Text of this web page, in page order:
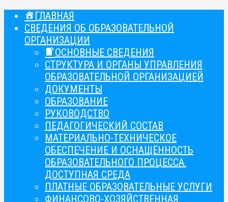
ГЛАВНАЯ
СВЕДЕНИЯ ОБ ОБРАЗОВАТЕЛЬНОЙ
ОРГАНИЗАЦИИ
ОСНОВНЫЕ СВЕДЕНИЯ
СТРУКТУРА И ОРГАНЫ УПРАВЛЕНИЯ
ОБРАЗОВАТЕЛЬНОЙ ОРГАНИЗАЦИЕЙ
ДОКУМЕНТЫ
ОБРАЗОВАНИЕ
РУКОВОДСТВО
ПЕДАГОГИЧЕСКИЙ СОСТАВ
МАТЕРИАЛЬНО-ТЕХНИЧЕСКОЕ
ОБЕСПЕЧЕНИЕ И ОСНАЩЁННОСТЬ
ОБРАЗОВАТЕЛЬНОГО ПРОЦЕССА.
ДОСТУПНАЯ СРЕДА
ПЛАТНЫЕ ОБРАЗОВАТЕЛЬНЫЕ УСЛУГИ
ФИНАНСОВО-ХОЗЯЙСТВЕННАЯ